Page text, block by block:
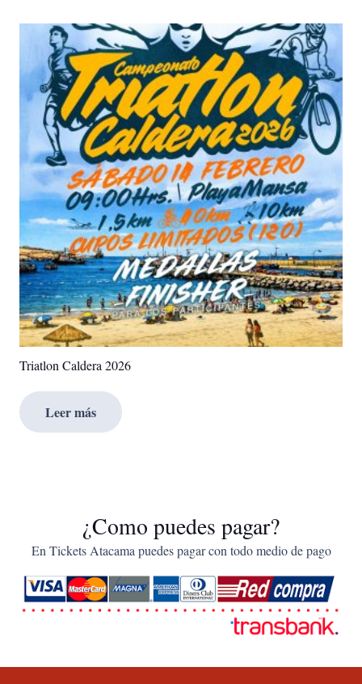
Triatlon Caldera 2026
Leer más
¿Como puedes pagar?
En Tickets Atacama puedes pagar con todo medio de pago